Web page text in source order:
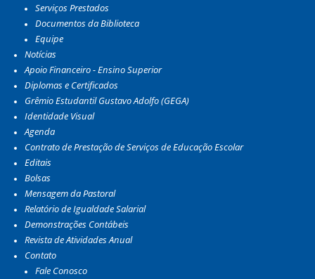
Serviços Prestados
Documentos da Biblioteca
Equipe
Notícias
Apoio Financeiro - Ensino Superior
Diplomas e Certificados
Grêmio Estudantil Gustavo Adolfo (GEGA)
Identidade Visual
Agenda
Contrato de Prestação de Serviços de Educação Escolar
Editais
Bolsas
Mensagem da Pastoral
Relatório de Igualdade Salarial
Demonstrações Contábeis
Revista de Atividades Anual
Contato
Fale Conosco